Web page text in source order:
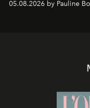
05.08.2026 by Pauline